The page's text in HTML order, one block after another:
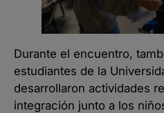
Durante el encuentro,
estudiantes de la
desarrollaron actividades
integración junto a los